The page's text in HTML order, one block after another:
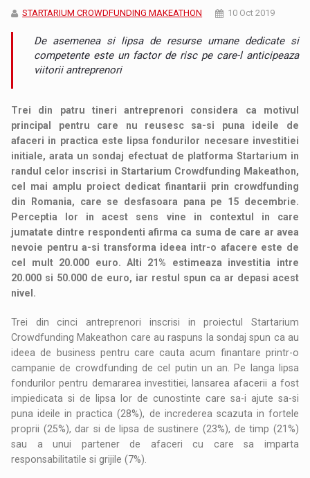
STARTARIUM CROWDFUNDING MAKEATHON 10 Oct 2019
De asemenea si lipsa de resurse umane dedicate si
competente este un factor de risc pe care-l anticipeaza
viitorii antreprenori
Trei din patru tineri antreprenori considera ca motivul
principal pentru care nu reusesc sa-si puna ideile de
afaceri in practica este lipsa fondurilor necesare investitiei
initiale, arata un sondaj efectuat de platforma Startarium in
randul celor inscrisi in Startarium Crowdfunding Makeathon,
cel mai amplu proiect dedicat finantarii prin crowdfunding
din Romania, care se desfasoara pana pe 15 decembrie.
Perceptia lor in acest sens vine in contextul in care
jumatate dintre respondenti afirma ca suma de care ar avea
nevoie pentru a-si transforma ideea intr-o afacere este de
cel mult 20.000 euro. Alti 21% estimeaza investitia intre
20.000 si 50.000 de euro, iar restul spun ca ar depasi acest
nivel.
Trei din cinci antreprenori inscrisi in proiectul Startarium
Crowdfunding Makeathon care au raspuns la sondaj spun ca au
ideea de business pentru care cauta acum finantare printr-o
campanie de crowdfunding de cel putin un an. Pe langa lipsa
fondurilor pentru demararea investitiei, lansarea afacerii a fost
impiedicata si de lipsa lor de cunostinte care sa-i ajute sa-si
puna ideile in practica (28%), de increderea scazuta in fortele
proprii (25%), dar si de lipsa de sustinere (23%), de timp (21%)
sau a unui partener de afaceri cu care sa imparta
responsabilitatile si grijile (7%).